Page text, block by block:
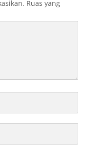
Ruas yang